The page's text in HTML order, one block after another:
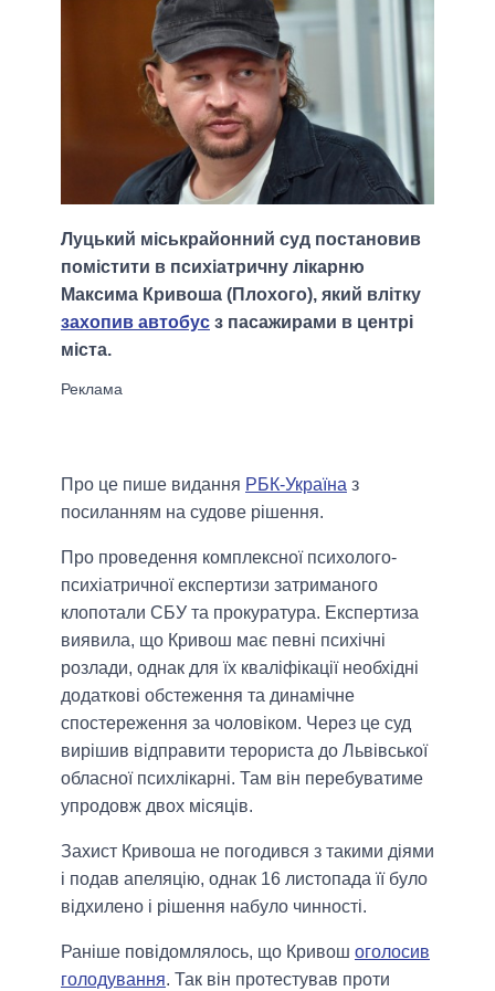
Луцький міськрайонний суд постановив
помістити в психіатричну лікарню
Максима Кривоша (Плохого), який влітку
захопив автобус з пасажирами в центрі
міста.
Про це пише видання РБК-Україна з
посиланням на судове рішення.
Про проведення комплексної психолого-
психіатричної експертизи затриманого
клопотали СБУ та прокуратура. Експертиза
виявила, що Кривош має певні психічні
розлади, однак для їх кваліфікації необхідні
додаткові обстеження та динамічне
спостереження за чоловіком. Через це суд
вирішив відправити терориста до Львівської
обласної психлікарні. Там він перебуватиме
упродовж двох місяців.
Захист Кривоша не погодився з такими діями
і подав апеляцію, однак 16 листопада її було
відхилено і рішення набуло чинності.
Раніше повідомлялось, що Кривош оголосив
голодування. Так він протестував проти